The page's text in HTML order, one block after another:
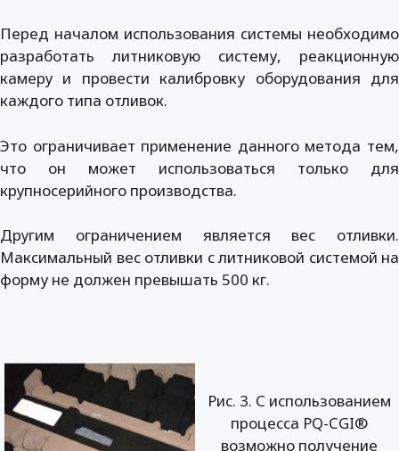
Перед началом использования системы необходимо
разработать литниковую систему, реакционную
камеру и провести калибровку оборудования для
каждого типа отливок.
Это ограничивает применение данного метода тем,
что он может использоваться только для
крупносерийного производства.
Другим ограничением является вес отливки.
Максимальный вес отливки с литниковой системой на
форму не должен превышать 500 кг.
Рис. 3. С использованием
процесса PQ-CGI®
возможно получение